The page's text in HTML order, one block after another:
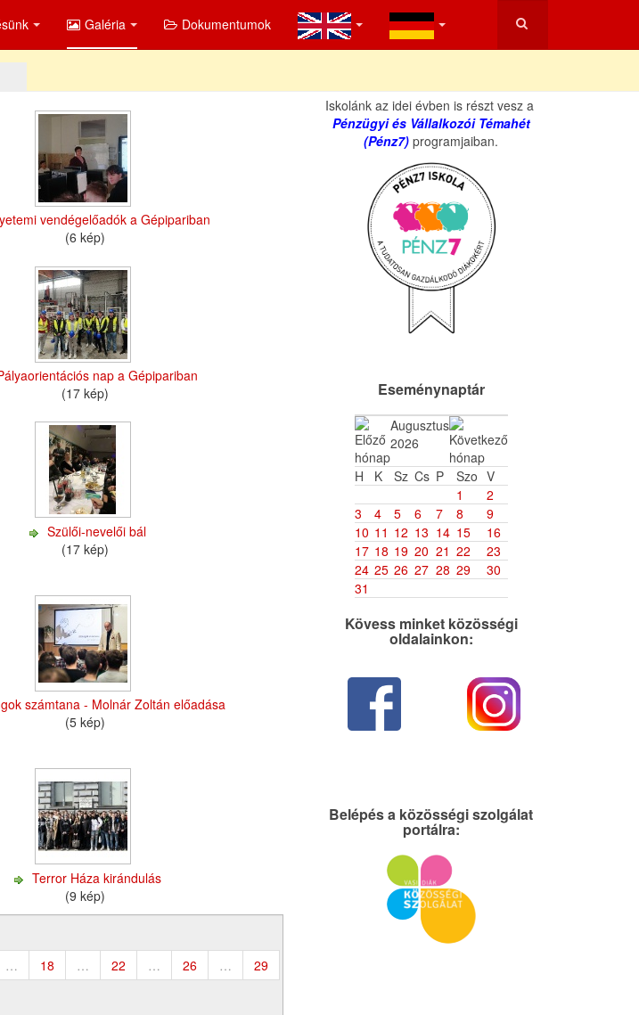
Galéria Dokumentumok
vendégelőadók a Gépipariban
(6 kép)
nap a Gépipariban
(17 kép)
Szülői-nevelői bál
(17 kép)
számtana - Molnár Zoltán előadása
(5 kép)
Terror Háza kirándulás
(9 kép)
… 18 … 22 … 26 … 29
Iskolánk az idei évben is részt vesz a
Pénzügyi és Vállalkozói Témahét
(Pénz7) programjaiban.
Eseménynaptár
Augusztus
2026
H
K Sz Cs P Szo V
1
2
3
4 5 6 7 8
9
10 11 12 13 14 15
16
17 18 19 20 21 22
23
24 25 26 27 28 29
30
31
Kövess minket közösségi
oldalainkon:
Belépés a közösségi szolgálat
portálra: